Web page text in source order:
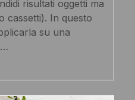
risultati oggetti ma
cassetti). In questo
su una